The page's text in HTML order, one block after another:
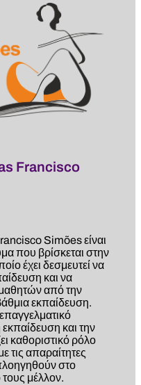
Francisco
Simões είναι
που βρίσκεται στην
έχει δεσμευτεί να
και να
από την
εκπαίδευση.
και την
καθοριστικό ρόλο
τις απαραίτητες
στο
μέλλον.